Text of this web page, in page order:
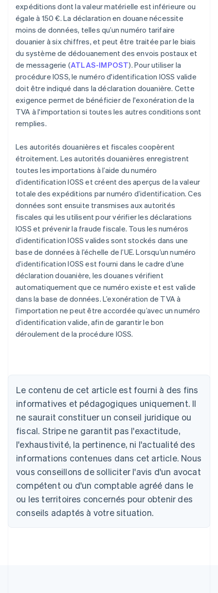
expéditions dont la valeur matérielle est inférieure ou
égale à 150 €. La déclaration en douane nécessite
moins de données, telles qu’un numéro tarifaire
douanier à six chiffres, et peut être traitée par le biais
du système de dédouanement des envois postaux et
de messagerie (ATLAS-IMPOST). Pour utiliser la
procédure IOSS, le numéro d'identification IOSS valide
doit être indiqué dans la déclaration douanière. Cette
exigence permet de bénéficier de l'exonération de la
TVA à l'importation si toutes les autres conditions sont
remplies.
Les autorités douanières et fiscales coopèrent
étroitement. Les autorités douanières enregistrent
toutes les importations à l’aide du numéro
d’identification IOSS et créent des aperçus de la valeur
totale des expéditions par numéro d’identification. Ces
données sont ensuite transmises aux autorités
fiscales qui les utilisent pour vérifier les déclarations
IOSS et prévenir la fraude fiscale. Tous les numéros
d’identification IOSS valides sont stockés dans une
base de données à l’échelle de l’UE. Lorsqu’un numéro
d’identification IOSS est fourni dans le cadre d’une
déclaration douanière, les douanes vérifient
automatiquement que ce numéro existe et est valide
dans la base de données. L’exonération de TVA à
l’importation ne peut être accordée qu’avec un numéro
d’identification valide, afin de garantir le bon
déroulement de la procédure IOSS.
Le contenu de cet article est fourni à des fins
informatives et pédagogiques uniquement. Il
ne saurait constituer un conseil juridique ou
fiscal. Stripe ne garantit pas l'exactitude,
l'exhaustivité, la pertinence, ni l'actualité des
informations contenues dans cet article. Nous
vous conseillons de solliciter l'avis d'un avocat
compétent ou d'un comptable agréé dans le
ou les territoires concernés pour obtenir des
conseils adaptés à votre situation.
Allemagne
Australie
English
Autriche
DeutschEnglish
Belgique
NederlandsFrançais Deutsch English
Português English
Bulgarie
English
Canada
EnglishFrançais